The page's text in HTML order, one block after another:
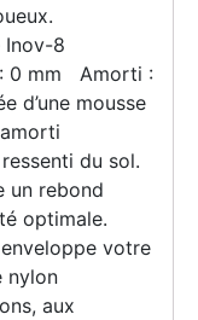
Inov-8
0 mm Amorti :
d’une mousse
du sol.
un rebond
optimale.
votre
nylon
aux